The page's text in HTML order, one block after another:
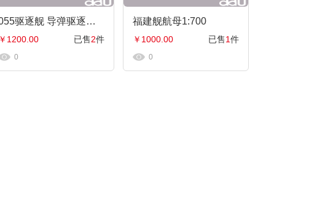
055驱逐舰 导弹驱逐舰 大型水面舰艇 军事海军舰艇航模纪念摆件展览收藏品送
￥1200.00 已售2件
0
福建舰航母1:700
￥1000.00 已售1件
0